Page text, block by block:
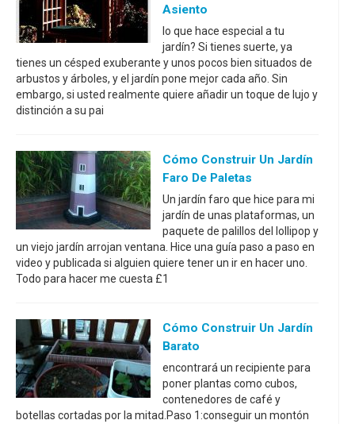
Asiento
lo que hace especial a tu
jardín? Si tienes suerte, ya
tienes un césped exuberante y unos pocos bien situados de
arbustos y árboles, y el jardín pone mejor cada año. Sin
embargo, si usted realmente quiere añadir un toque de lujo y
distinción a su pai
Cómo Construir Un Jardín
Faro De Paletas
Un jardín faro que hice para mi
jardín de unas plataformas, un
paquete de palillos del lollipop y
un viejo jardín arrojan ventana. Hice una guía paso a paso en
video y publicada si alguien quiere tener un ir en hacer uno.
Todo para hacer me cuesta £1
Cómo Construir Un Jardín
Barato
encontrará un recipiente para
poner plantas como cubos,
contenedores de café y
botellas cortadas por la mitad.Paso 1:conseguir un montón